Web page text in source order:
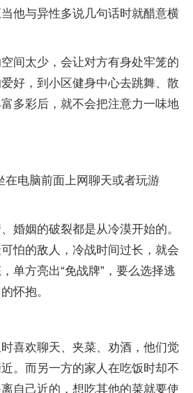
他与异性多说几句话时就醋意横
间太少，会让对方有身处牢笼的
好，到小区健身中心去跳舞、散
多彩后，就不会把注意力一味地
在电脑前面上网聊天或者玩游
婚姻的破裂都是从冷漠开始的。
怕的敌人，冷战时间过长，就会
单方亮出“免战牌”，要么选择逃
怀抱。
喜欢聊天、夹菜、劝酒，他们觉
。而另一方的家人在吃饭时却不
自己近的，想吃其他的菜就要使